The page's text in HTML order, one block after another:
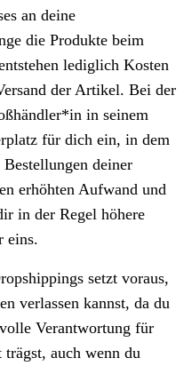
an deine
die Produkte beim
lediglich Kosten
der Artikel. Bei der
in seinem
für dich ein, in dem
deiner
erhöhten Aufwand und
in der Regel höhere
eins.
setzt voraus,
verlassen kannst, da du
Verantwortung für
auch wenn du